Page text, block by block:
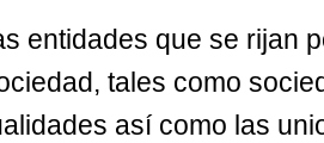
entidades que se rijan
tales como
así como las